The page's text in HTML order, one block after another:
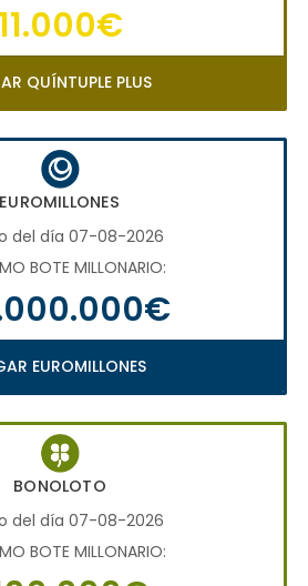
11.000€
QUÍNTUPLE PLUS
EUROMILLONES
del día 07-08-2026
BOTE MILLONARIO:
EUROMILLONES
BONOLOTO
del día 07-08-2026
BOTE MILLONARIO: